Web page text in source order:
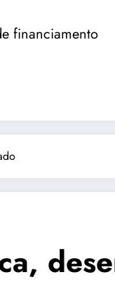
financiamento